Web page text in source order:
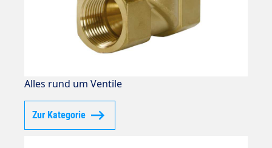
Alles rund um Ventile
Zur Kategorie